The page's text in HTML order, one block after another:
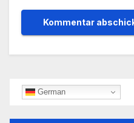
German